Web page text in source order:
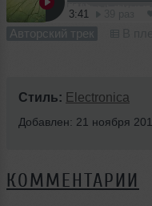
3:41
Авторский трек
Стиль: Electronica
Добавлен: 21 ноября
КОММЕНТАРИИ